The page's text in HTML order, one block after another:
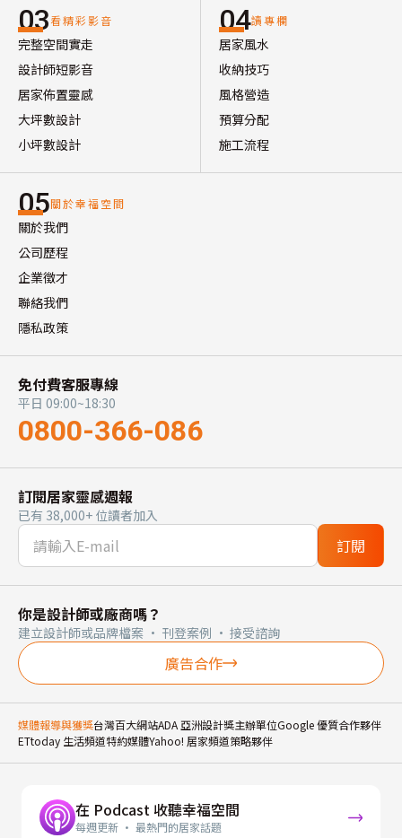
03看精彩影音
完整空間實走
設計師短影音
居家佈置靈感
大坪數設計
小坪數設計
04讀專欄
居家風水
收納技巧
風格營造
預算分配
施工流程
05關於幸福空間
關於我們
公司歷程
企業徵才
聯絡我們
隱私政策
免付費客服專線
平日 09:00~18:30
0800-366-086
訂閱居家靈感週報
已有 38,000+ 位讀者加入
訂閱
你是設計師或廠商嗎？
建立設計師或品牌檔案 · 刊登案例 · 接受諮詢
廣告合作
媒體報導與獲獎台灣百大網站ADA 亞洲設計獎主辦單位Google 優質合作夥伴
ETtoday 生活頻道特約媒體Yahoo! 居家頻道策略夥伴
在 Podcast 收聽幸福空間
每週更新 · 最熱門的居家話題